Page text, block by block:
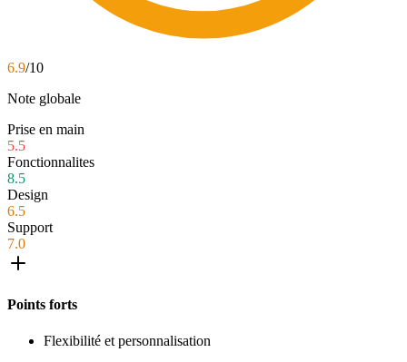
6.9/10
Note globale
Prise en main
5.5
Fonctionnalites
8.5
Design
6.5
Support
7.0
Points forts
Flexibilité et personnalisation